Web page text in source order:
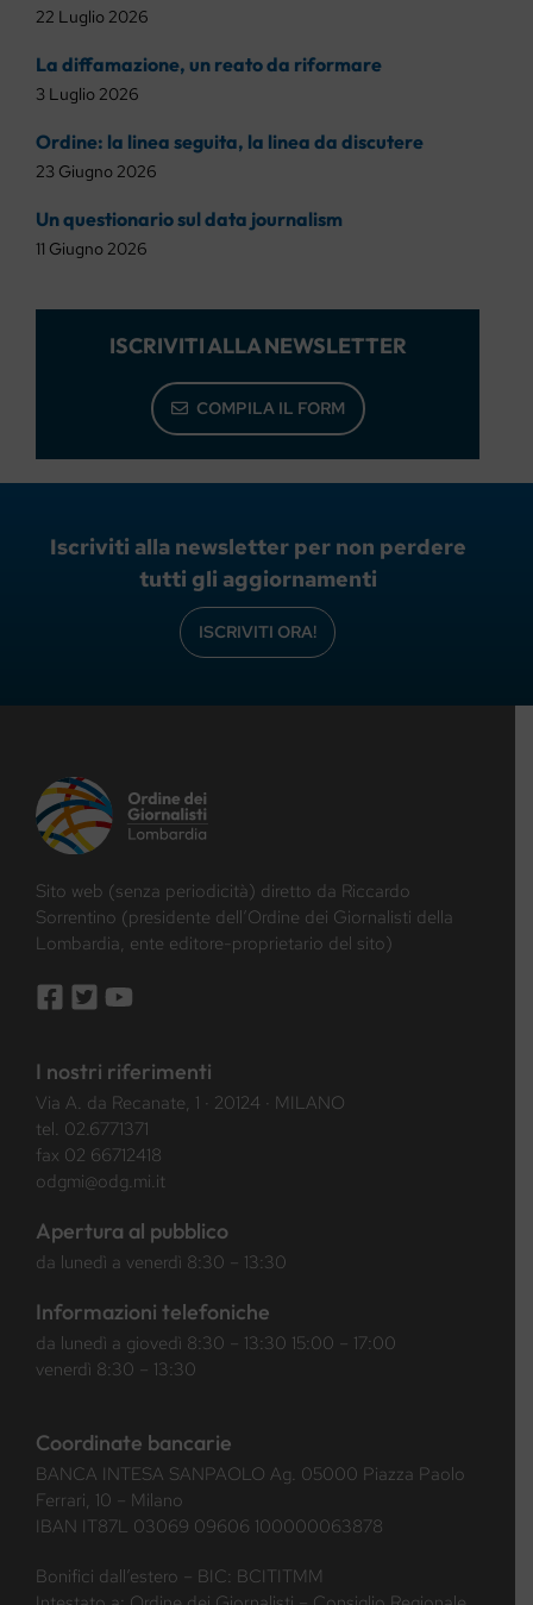
22 Luglio 2026
La diffamazione, un reato da riformare
3 Luglio 2026
Ordine: la linea seguita, la linea da discutere
23 Giugno 2026
Un questionario sul data journalism
11 Giugno 2026
ISCRIVITI ALLA NEWSLETTER
COMPILA IL FORM
Iscriviti alla newsletter per non perdere
tutti gli aggiornamenti
ISCRIVITI ORA!
Sito web (senza periodicità) diretto da Riccardo
Sorrentino (presidente dell’Ordine dei Giornalisti della
Lombardia, ente editore-proprietario del sito)
I nostri riferimenti
Via A. da Recanate, 1 · 20124 · MILANO
tel. 02.6771371
fax 02 66712418
odgmi@odg.mi.it
Apertura al pubblico
da lunedì a venerdì 8:30 – 13:30
Informazioni telefoniche
da lunedì a giovedì 8:30 – 13:30 15:00 – 17:00
venerdì 8:30 – 13:30
Coordinate bancarie
BANCA INTESA SANPAOLO Ag. 05000 Piazza Paolo
Ferrari, 10 – Milano
IBAN IT87L 03069 09606 100000063878
Bonifici dall’estero – BIC: BCITITMM